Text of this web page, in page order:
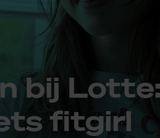
bij
fit­girl